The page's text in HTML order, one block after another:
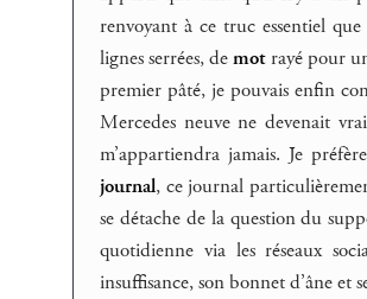
renvoyant à ce truc essentiel
lignes serrées, demotrayé pour
premier pâté, je pouvais enfin
Mercedes neuve ne devenait
m’appartiendra jamais. Je
journal, ce journal
se détache de la question du
quotidienne via les réseaux
insuffisance, son bonnet d’âne et